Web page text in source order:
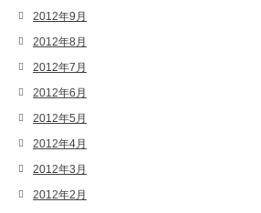
2012年9月
2012年8月
2012年7月
2012年6月
2012年5月
2012年4月
2012年3月
2012年2月